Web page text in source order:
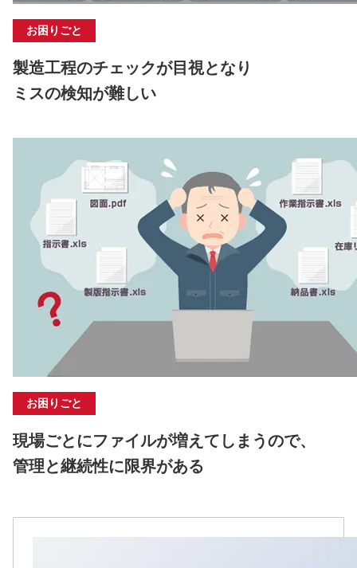
お困りごと
製造工程のチェックが目視となり
ミスの検知が難しい
お困りごと
現場ごとにファイルが増えてしまうので、
管理と継続性に限界がある